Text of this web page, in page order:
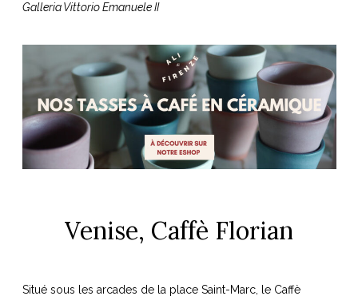
Galleria Vittorio Emanuele II
Venise, Caffè Florian
Situé sous les arcades de la place Saint-Marc, le Caffè